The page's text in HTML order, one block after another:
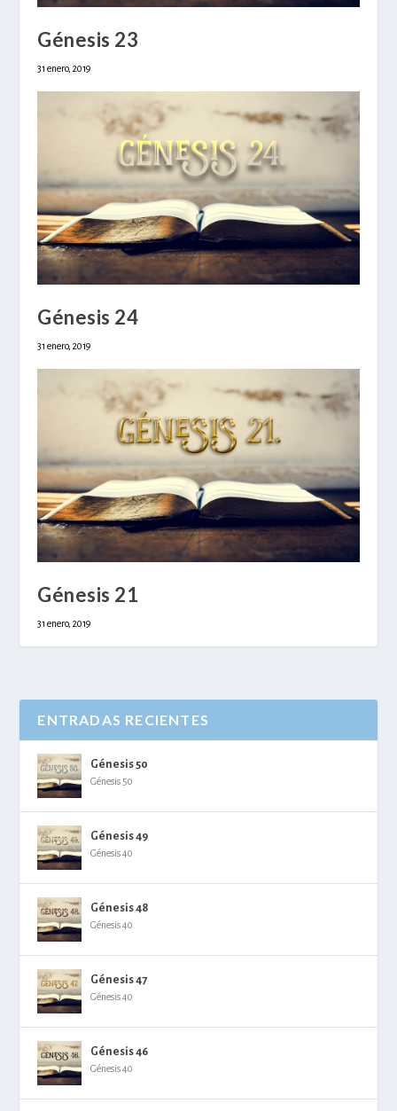
Génesis 23
31 enero, 2019
Génesis 24
31 enero, 2019
Génesis 21
31 enero, 2019
ENTRADAS RECIENTES
Génesis 50
Génesis 50
Génesis 49
Génesis 40
Génesis 48
Génesis 40
Génesis 47
Génesis 40
Génesis 46
Génesis 40